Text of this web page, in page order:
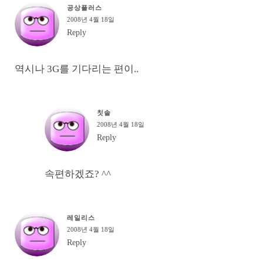
공상플러스
2008년 4월 18일
Reply
역시나 3G를 기다리는 편이..
칫솔
2008년 4월 18일
Reply
속편하겠죠? ^^
레일리스
2008년 4월 18일
Reply